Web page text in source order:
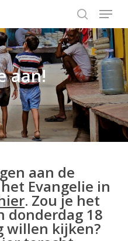
search
Menu
aan!
aan de
Evangelie in
. Zou je het
donderdag 18
willen kijken?
Close
Menu